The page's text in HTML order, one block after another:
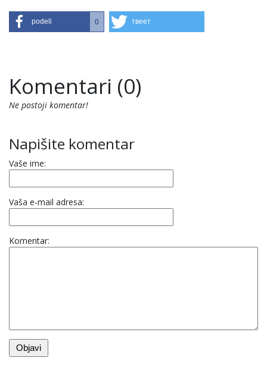
podeli 0 твеет
Komentari (0)
Ne postoji komentar!
Napišite komentar
Vaše ime:
Vaša e-mail adresa:
Komentar: